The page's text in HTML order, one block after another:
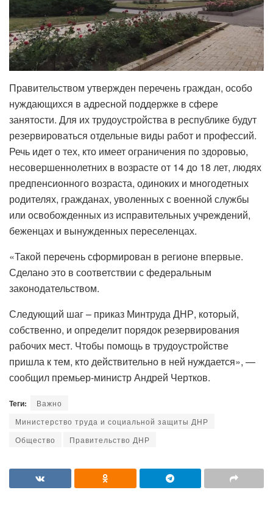
Правительством утвержден перечень граждан, особо
нуждающихся в адресной поддержке в сфере
занятости. Для их трудоустройства в республике будут
резервироваться отдельные виды работ и профессий.
Речь идет о тех, кто имеет ограничения по здоровью,
несовершеннолетних в возрасте от 14 до 18 лет, людях
предпенсионного возраста, одиноких и многодетных
родителях, гражданах, уволенных с военной службы
или освобожденных из исправительных учреждений,
беженцах и вынужденных переселенцах.
«Такой перечень сформирован в регионе впервые.
Сделано это в соответствии с федеральным
законодательством.
Следующий шаг – приказ Минтруда ДНР, который,
собственно, и определит порядок резервирования
рабочих мест. Чтобы помощь в трудоустройстве
пришла к тем, кто действительно в ней нуждается», —
сообщил премьер-министр Андрей Чертков.
Теги:
Важно
Министерство труда и социальной защиты ДНР
Общество
Правительство ДНР